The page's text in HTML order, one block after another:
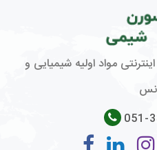
مواد اولیه شیمیایی و
051-